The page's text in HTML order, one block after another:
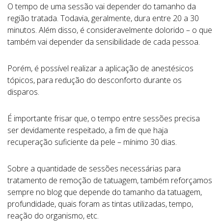
O tempo de uma sessão vai depender do tamanho da
região tratada. Todavia, geralmente, dura entre 20 a 30
minutos. Além disso, é consideravelmente dolorido – o que
também vai depender da sensibilidade de cada pessoa.
Porém, é possível realizar a aplicação de anestésicos
tópicos, para redução do desconforto durante os
disparos.
É importante frisar que, o tempo entre sessões precisa
ser devidamente respeitado, a fim de que haja
recuperação suficiente da pele – mínimo 30 dias.
Sobre a quantidade de sessões necessárias para
tratamento de remoção de tatuagem, também reforçamos
sempre no blog que depende do tamanho da tatuagem,
profundidade, quais foram as tintas utilizadas, tempo,
reação do organismo, etc.